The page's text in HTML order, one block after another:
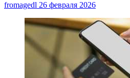
fromagedl 26 февраля 2026